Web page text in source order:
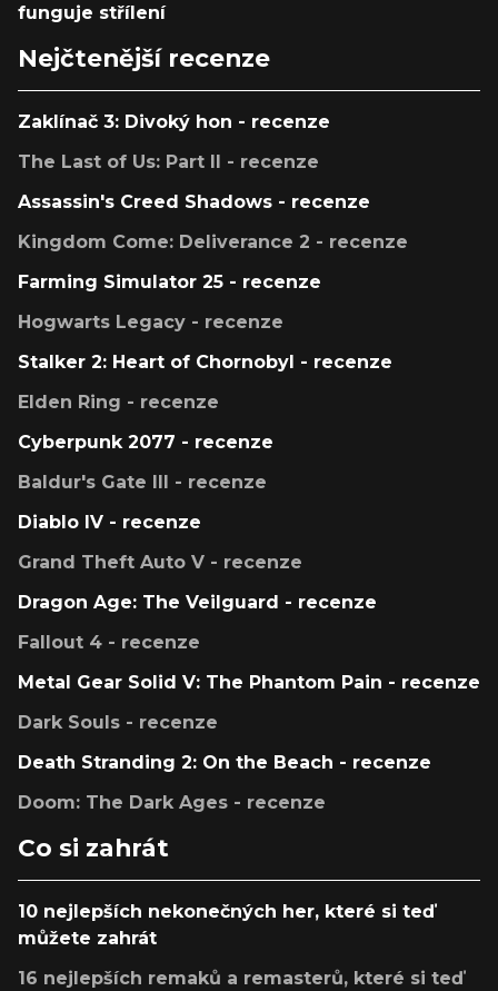
funguje střílení
Nejčtenější recenze
Zaklínač 3: Divoký hon - recenze
The Last of Us: Part II - recenze
Assassin's Creed Shadows - recenze
Kingdom Come: Deliverance 2 - recenze
Farming Simulator 25 - recenze
Hogwarts Legacy - recenze
Stalker 2: Heart of Chornobyl - recenze
Elden Ring - recenze
Cyberpunk 2077 - recenze
Baldur's Gate III - recenze
Diablo IV - recenze
Grand Theft Auto V - recenze
Dragon Age: The Veilguard - recenze
Fallout 4 - recenze
Metal Gear Solid V: The Phantom Pain - recenze
Dark Souls - recenze
Death Stranding 2: On the Beach - recenze
Doom: The Dark Ages - recenze
Co si zahrát
10 nejlepších nekonečných her, které si teď
můžete zahrát
16 nejlepších remaků a remasterů, které si teď